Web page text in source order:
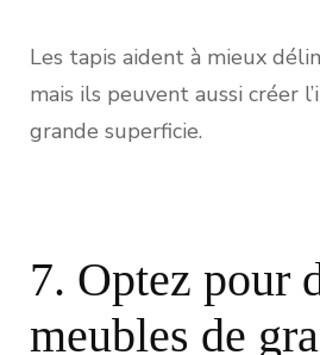
Les tapis aident à mieux
mais ils peuvent aussi créer
grande superficie.
7. Optez pour
meubles de